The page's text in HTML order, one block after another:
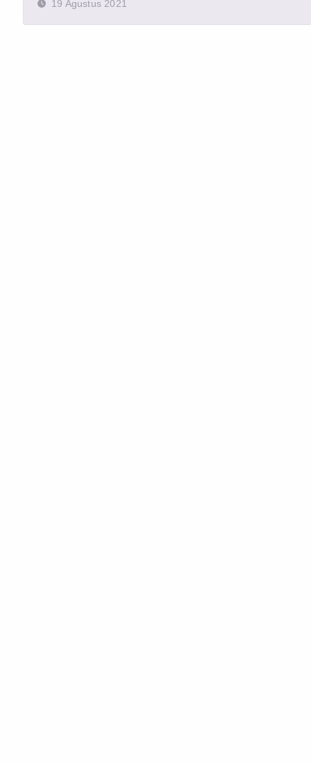
19 Agustus 2021